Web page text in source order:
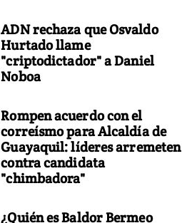
ADN rechaza que Osvaldo
Hurtado llame
"criptodictador" a Daniel
Noboa
Rompen acuerdo con el
correísmo para Alcaldía de
Guayaquil: líderes arremeten
contra candidata
"chimbadora"
¿Quién es Baldor Bermeo